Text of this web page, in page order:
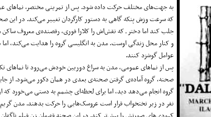
به جهت‌های مختلف حرکت داده شود. پس از تمرینی مختصر، نماهای
که سرعت وزش پنکه گاهی به دستور کارگردان تغییر می‌کند. در این
جلب کند اما دختر ـ که نقش‌اش را کلارا فوری، رقصنده‌ی معروف ساکن
و کنار محل زندگی اوست. مدن به انگلیسی گروه را هدایت می‌کند، اما
عوامل گوشزد کنند.
پس از نماهای عمومی، مدن به سراغ دوربین خودش می‌رود تا نماهای
صحنه، گروه آماده‌ی گرفتن صحنه‌ی بعدی در همان دکور می‌شود. از
گروه انجام می‌دهد دید، اما برای لحظه‌ای چشمم به دستی می‌خورد
نفر در زیر تختخواب قرار است عروسک‌هایی را حرکت بدهند. مدن